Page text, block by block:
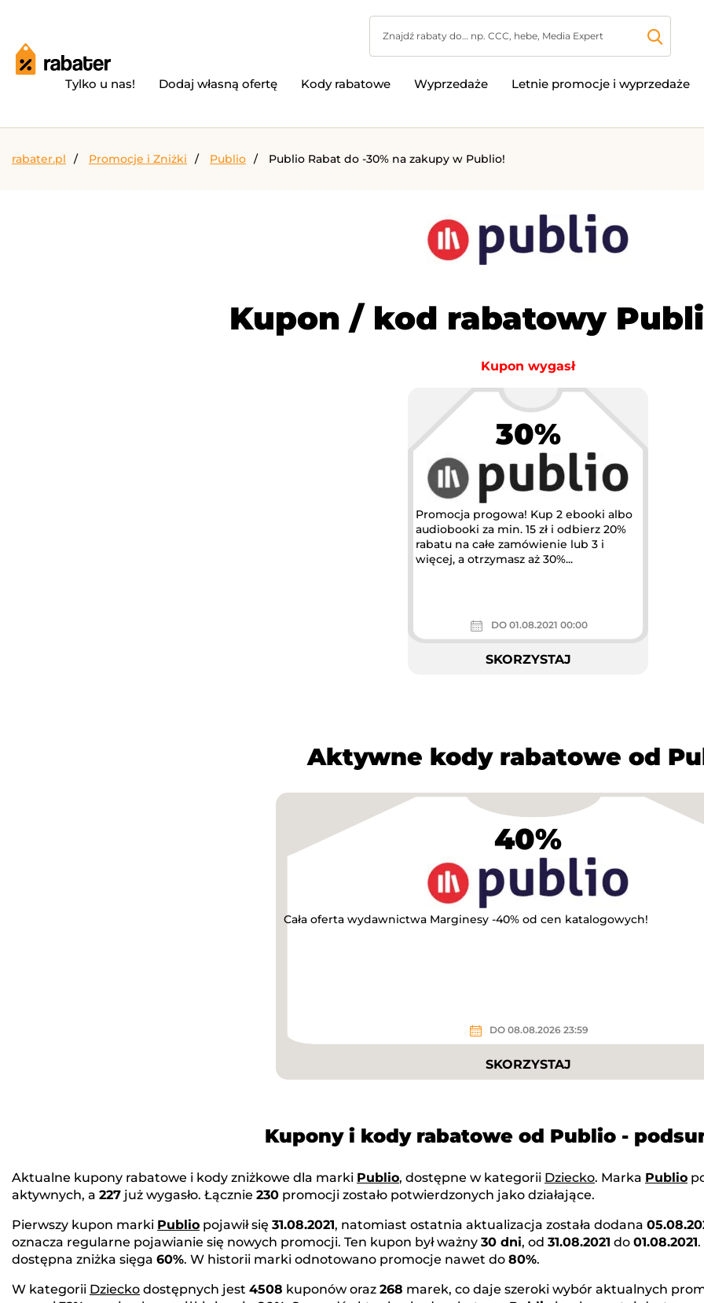
Tylko u nas! Dodaj własną ofertę Kody rabatowe Wyprzedaże Letnie promocje i wyprzedaże
rabater.pl Promocje i Zniżki Publio Publio Rabat do -30% na zakupy w Publio!
Kupon / kod rabatowy
Kupon wygasł
30%
Promocja progowa! Kup 2 ebooki albo
audiobooki za min. 15 zł i odbierz 20%
rabatu na całe zamówienie lub 3 i
więcej, a otrzymasz aż 30%...
DO 01.08.2021 00:00
SKORZYSTAJ
Aktywne kody rabatowe od
40%
Cała oferta wydawnictwa Marginesy -40% od cen katalogowych!
DO 08.08.2026 23:59
SKORZYSTAJ
Kupony i kody rabatowe od Publio -
Aktualne kupony rabatowe i kody zniżkowe dla marki Publio, dostępne w kategorii Dziecko. Marka Publio
aktywnych, a 227 już wygasło. Łącznie 230 promocji zostało potwierdzonych jako działające.
Pierwszy kupon marki Publio pojawił się 31.08.2021, natomiast ostatnia aktualizacja została dodana
oznacza regularne pojawianie się nowych promocji. Ten kupon był ważny 30 dni, od 31.08.2021 do 01.08.2021
dostępna zniżka sięga 60%. W historii marki odnotowano promocje nawet do 80%.
W kategorii Dziecko dostępnych jest 4508 kuponów oraz 268 marek, co daje szeroki wybór aktualnych